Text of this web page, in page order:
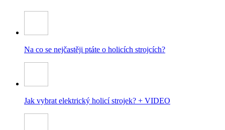
Na co se nejčastěji ptáte o holicích strojcích?
Jak vybrat elektrický holicí strojek? + VIDEO